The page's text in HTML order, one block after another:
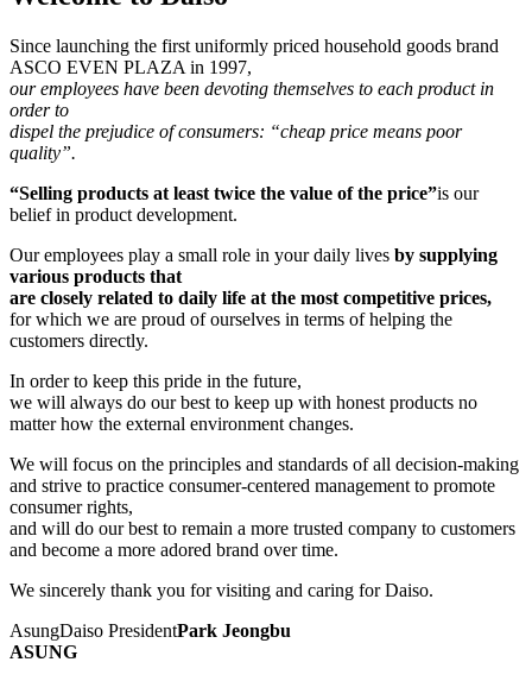
Since launching the first uniformly priced household goods brand
ASCO EVEN PLAZA in 1997,
our employees have been devoting themselves to each product in
order to
dispel the prejudice of consumers: “cheap price means poor
quality”.
“Selling products at least twice the value of the price”is our
belief in product development.
Our employees play a small role in your daily lives by supplying
various products that
are closely related to daily life at the most competitive prices,
for which we are proud of ourselves in terms of helping the
customers directly.
In order to keep this pride in the future,
we will always do our best to keep up with honest products no
matter how the external environment changes.
We will focus on the principles and standards of all decision-making
and strive to practice consumer-centered management to promote
consumer rights,
and will do our best to remain a more trusted company to customers
and become a more adored brand over time.
We sincerely thank you for visiting and caring for Daiso.
AsungDaiso PresidentPark Jeongbu
ASUNG